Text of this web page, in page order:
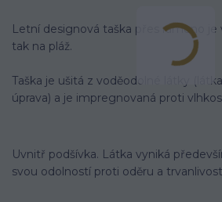
Letní designová taška přes rameno je
tak na pláž.
Taška je ušitá z voděodolné látky
úprava) a je impregnovaná proti
Uvnitř podšívka. Látka vyniká
svou odolností proti oděru a